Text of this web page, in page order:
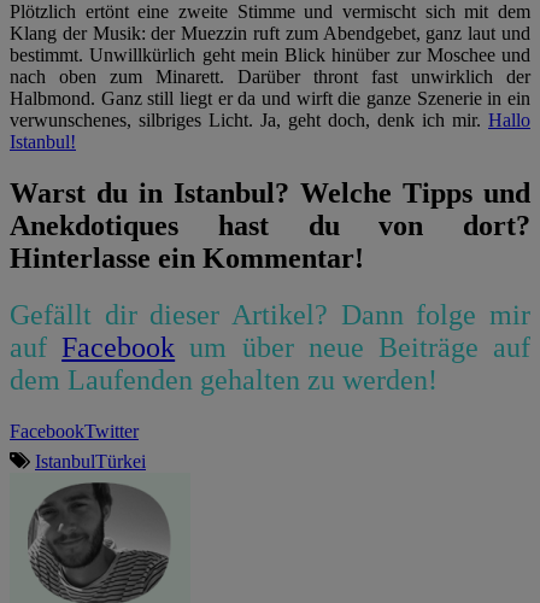
Plötzlich ertönt eine zweite Stimme und vermischt sich mit dem
Klang der Musik: der Muezzin ruft zum Abendgebet, ganz laut und
bestimmt. Unwillkürlich geht mein Blick hinüber zur Moschee und
nach oben zum Minarett. Darüber thront fast unwirklich der
Halbmond. Ganz still liegt er da und wirft die ganze Szenerie in ein
verwunschenes, silbriges Licht. Ja, geht doch, denk ich mir. Hallo
Istanbul!
Warst du in Istanbul? Welche Tipps und
Anekdotiques hast du von dort?
Hinterlasse ein Kommentar!
Gefällt dir dieser Artikel? Dann folge mir
aufFacebook um über neue Beiträge auf
dem Laufenden gehalten zu werden!
FacebookTwitter
IstanbulTürkei